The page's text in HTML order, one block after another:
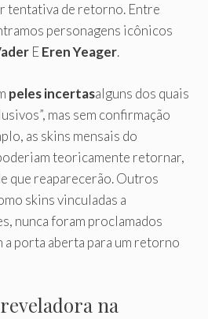
tentativa de retorno. Entre
personagens icônicos
EEren Yeager.
peles incertasalguns dos quais
mas sem confirmação
as skins mensais do
teoricamente retornar,
que reaparecerão. Outros
skins vinculadas a
nunca foram proclamados
a porta aberta para um retorno
na